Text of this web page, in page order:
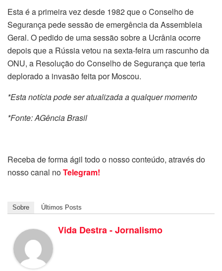
Esta é a primeira vez desde 1982 que o Conselho de
Segurança pede sessão de emergência da Assembleia
Geral. O pedido de uma sessão sobre a Ucrânia ocorre
depois que a Rússia vetou na sexta-feira um rascunho da
ONU, a Resolução do Conselho de Segurança que teria
deplorado a invasão feita por Moscou.
*Esta notícia pode ser atualizada a qualquer momento
*Fonte: AGência Brasil
Receba de forma ágil todo o nosso conteúdo, através do
nosso canal noTelegram!
Sobre Últimos Posts
Vida Destra - Jornalismo